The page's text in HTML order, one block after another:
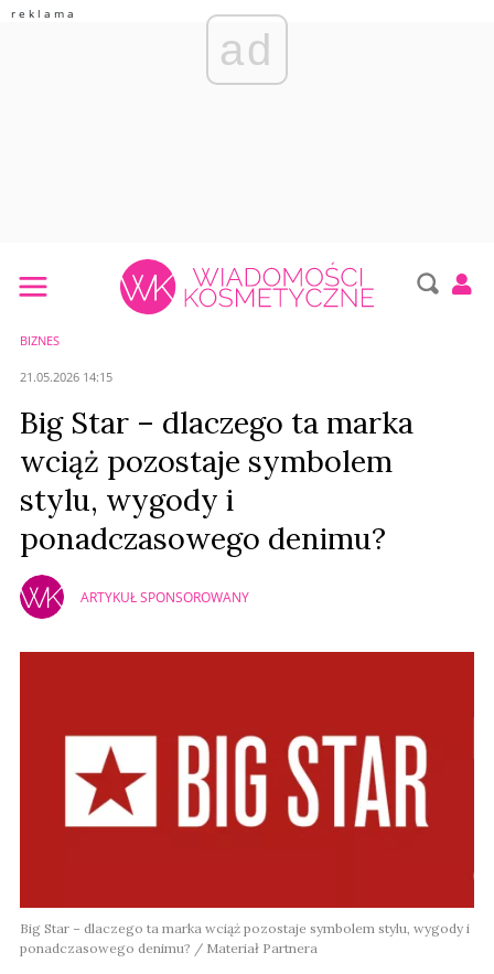
ad
BIZNES
21.05.2026 14:15
Big Star – dlaczego ta marka
wciąż pozostaje symbolem
stylu, wygody i
ponadczasowego denimu?
ARTYKUŁ SPONSOROWANY
Big Star – dlaczego ta marka wciąż pozostaje symbolem stylu, wygody i
ponadczasowego denimu? / Materiał Partnera